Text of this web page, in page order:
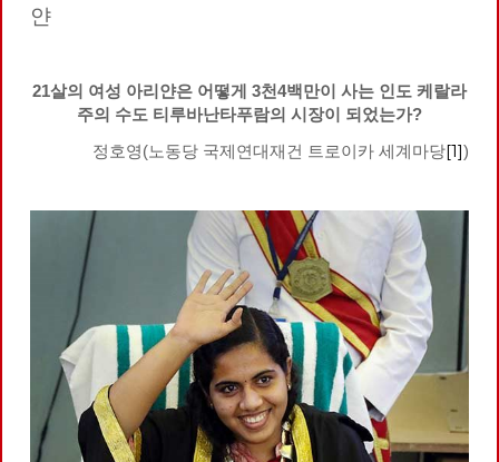
얀
21살의 여성 아리얀은 어떻게 3천4백만이 사는 인도 케랄라
주의 수도 티루바난타푸람의 시장이 되었는가?
정호영(노동당 국제연대재건 트로이카 세계마당[1])